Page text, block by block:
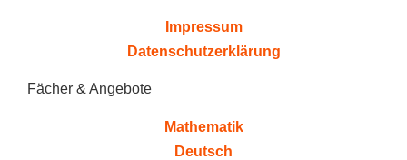
Impressum
Datenschutzerklärung
Fächer & Angebote
Mathematik
Deutsch